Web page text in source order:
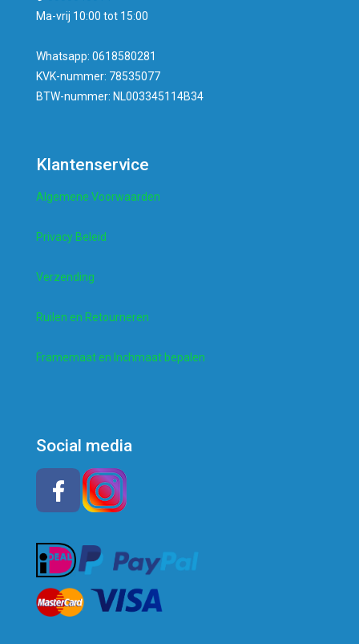
Ma-vrij 10:00 tot 15:00
Whatsapp: 0618580281
KVK-nummer: 78535077
BTW-nummer: NL003345114B34
Klantenservice
Algemene Voorwaarden
Privacy Beleid
Verzending
Ruilen en Retourneren
Framemaat en Inchmaat bepalen
Social media